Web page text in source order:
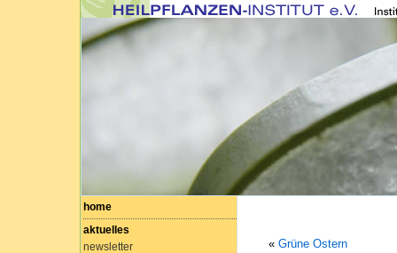
home
aktuelles
newsletter
« Grüne Ostern